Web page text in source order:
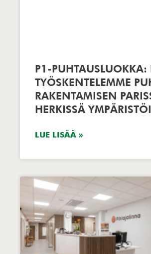
P1-
TYÖSKENTELEMME
RAKENTAMISEN
HERKISSÄ
LUE LISÄÄ »